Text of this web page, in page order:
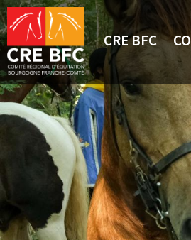
Aller au contenu principal
CRE BFC